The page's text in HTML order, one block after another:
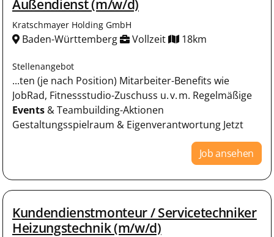
Außendienst (m/w/d)
Kratschmayer Holding GmbH
Baden-Württemberg Vollzeit 18km
Stellenangebot
...ten (je nach Position) Mitarbeiter-Benefits wie
JobRad, Fitnessstudio-Zuschuss u. v. m. Regelmäßige
Events & Teambuilding-Aktionen
Gestaltungsspielraum & Eigenverantwortung Jetzt
Job ansehen
Kundendienstmonteur / Servicetechniker
Heizungstechnik (m/w/d)